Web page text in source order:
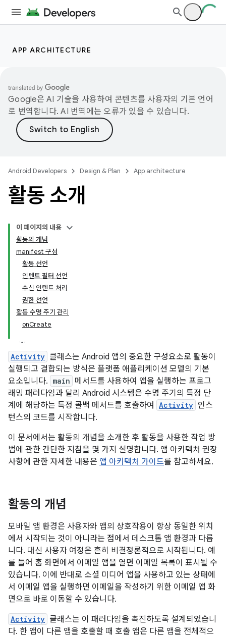
APP ARCHITECTURE
Google은 AI 기술을 사용하여 콘텐츠를 사용자의 기본 언어
로 번역합니다. AI 번역에는 오류가 있을 수 있습니다.
Android Developers Design & Plan App architecture
활동 소개
이 페이지의 내용
활동의 개념
manifest 구성
활동 선언
인텐트 필터 선언
수신 인텐트 처리
권한 선언
활동 수명 주기 관리
onCreate
Activity 클래스는 Android 앱의 중요한 구성요소로 활동이
실행되고 결합되는 방식은 플랫폼 애플리케이션 모델의 기본
요소입니다. main 메서드를 사용하여 앱을 실행하는 프로그
래밍 패러다임과 달리 Android 시스템은 수명 주기의 특정 단
계에 해당하는 특정 콜백 메서드를 호출하여
Activity 인스
턴스의 코드를 시작합니다.
이 문서에서는 활동의 개념을 소개한 후 활동을 사용한 작업 방
법에 관한 간단한 지침을 몇 가지 설명합니다. 앱 아키텍처 권장
사항에 관한 자세한 내용은 앱 아키텍처 가이드를 참고하세요.
활동의 개념
모바일 앱 환경은 사용자와 앱의 상호작용이 항상 동일한 위치
에서 시작되는 것이 아니라는 점에서 데스크톱 앱 환경과 다릅
니다. 대신 사용자 여정은 흔히 비결정론적으로 시작됩니다. 예
를 들어 홈 화면에서 이메일 앱을 열면 이메일 목록이 표시될 수
있습니다. 이에 반대로 소셜 미디어 앱을 사용하고 있는 상태에
서 이메일 앱을 실행하면 이메일을 작성하기 위한 이메일 앱 화
면으로 바로 이동할 수 있습니다.
Activity 클래스는 이 패러다임을 촉진하도록 설계되었습니
다. 한 앱이 다른 앱을 호출할 때 호출 앱은 다른 앱을 전체적으